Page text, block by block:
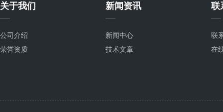
关于我们
公司介绍
荣誉资质
新闻资讯
新闻中心
技术文章
联
联
在